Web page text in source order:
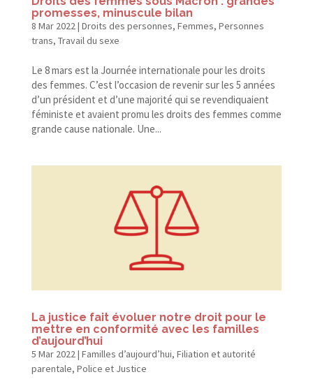
promesses, minuscule bilan
8 Mar 2022| Droits des personnes, Femmes, Personnes
trans, Travail du sexe
Le 8 mars est la Journée internationale pour les droits
des femmes. C’est l’occasion de revenir sur les 5 années
d’un président et d’une majorité qui se revendiquaient
féministe et avaient promu les droits des femmes comme
grande cause nationale. Une...
La justice fait évoluer notre droit pour le
mettre en conformité avec les familles
d’aujourd’hui
5 Mar 2022| Familles d’aujourd’hui, Filiation et autorité
parentale, Police et Justice